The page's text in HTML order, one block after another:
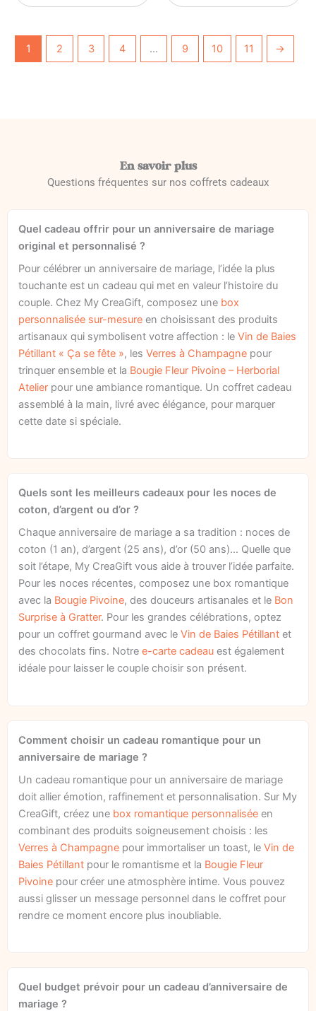
1 2 3 4 … 9 10 11 →
En savoir plus
Questions fréquentes sur nos coffrets cadeaux
Quel cadeau offrir pour un anniversaire de mariage
original et personnalisé ?
Pour célébrer un anniversaire de mariage, l’idée la plus
touchante est un cadeau qui met en valeur l’histoire du
couple. Chez My CreaGift, composez une box
personnalisée sur-mesure en choisissant des produits
artisanaux qui symbolisent votre affection : le Vin de Baies
Pétillant « Ça se fête », les Verres à Champagne pour
trinquer ensemble et la Bougie Fleur Pivoine – Herborial
Atelier pour une ambiance romantique. Un coffret cadeau
assemblé à la main, livré avec élégance, pour marquer
cette date si spéciale.
Quels sont les meilleurs cadeaux pour les noces de
coton, d’argent ou d’or ?
Chaque anniversaire de mariage a sa tradition : noces de
coton (1 an), d’argent (25 ans), d’or (50 ans)… Quelle que
soit l’étape, My CreaGift vous aide à trouver l’idée parfaite.
Pour les noces récentes, composez une box romantique
avec la Bougie Pivoine, des douceurs artisanales et le Bon
Surprise à Gratter. Pour les grandes célébrations, optez
pour un coffret gourmand avec le Vin de Baies Pétillant et
des chocolats fins. Notre e-carte cadeau est également
idéale pour laisser le couple choisir son présent.
Comment choisir un cadeau romantique pour un
anniversaire de mariage ?
Un cadeau romantique pour un anniversaire de mariage
doit allier émotion, raffinement et personnalisation. Sur My
CreaGift, créez une box romantique personnalisée en
combinant des produits soigneusement choisis : les
Verres à Champagne pour immortaliser un toast, le Vin de
Baies Pétillant pour le romantisme et la Bougie Fleur
Pivoine pour créer une atmosphère intime. Vous pouvez
aussi glisser un message personnel dans le coffret pour
rendre ce moment encore plus inoubliable.
Quel budget prévoir pour un cadeau d’anniversaire de
mariage ?